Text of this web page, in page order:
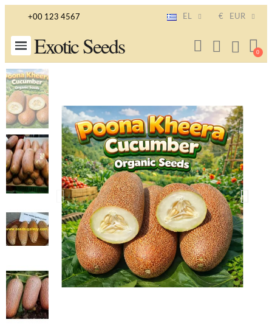
+00 123 4567 EL € EUR
Exotic Seeds